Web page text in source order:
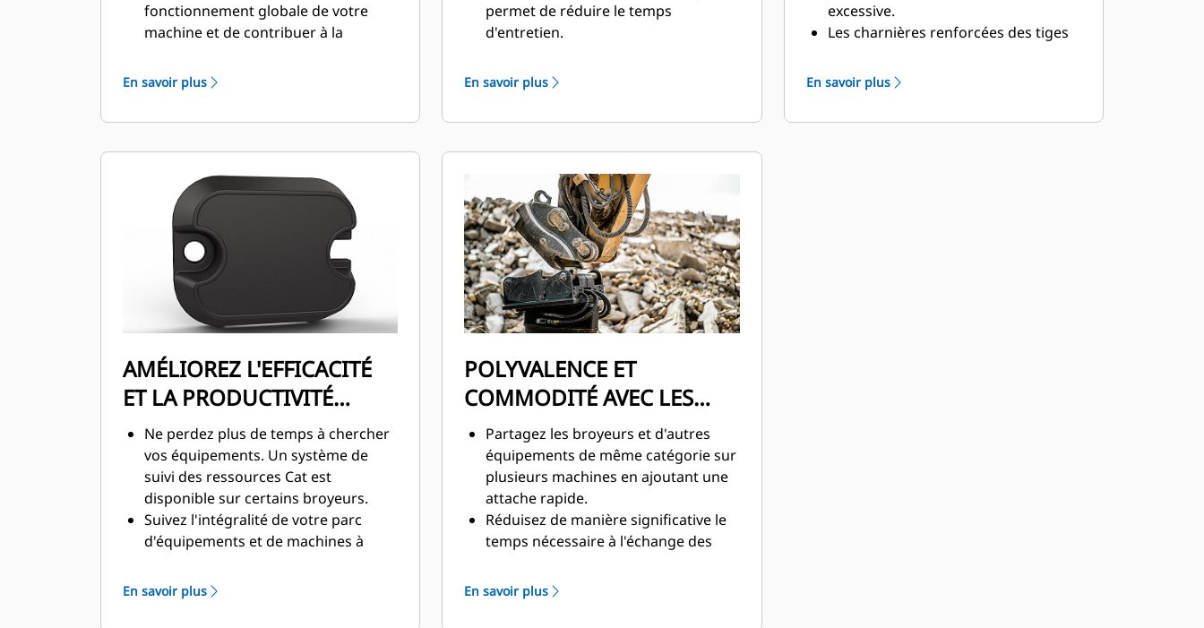
fonctionnement globale de votre
machine et de contribuer à la
carburant.
Positionnez de manière précise les
mâchoires des broyeurs primaires
amovible durant la démolition.
La vanne SpeedBooster équilibre de
manière active la vitesse et la
puissance, afin d'offrir des temps de
cycle rapides et une force de
fermeture exceptionnelle,
augmentant ainsi la productivité.
En savoir plus
permet de réduire le temps
d'entretien.
graissage quotidiens des pièces
d'usure sont accessibles depuis le
sol, le broyeur toujours monté sur la
sécurité avec un accès facile depuis
un seul panneau d'inspection.
Les composants hydrauliques sont
protégés contre les dommages à
l'intérieur de l'enveloppe, ce qui
permet de diminuer les temps
d'arrêt sur le chantier.
En savoir plus
excessive.
Les charnières renforcées des tiges
sont conçues pour renforcer la
durabilité et la longévité du broyeur.
La protection des vérins en forme de
En savoir plus
AMÉLIOREZ L'EFFICACITÉ
ET LA PRODUCTIVITÉ
GRÂCE AUX
TECHNOLOGIES
INTÉGRÉES
Ne perdez plus de temps à chercher
vos équipements. Un système de
suivi des ressources Cat est
disponible sur certains broyeurs.
Suivez l'intégralité de votre parc
d'équipements et de machines à
broyeurs dotés de fonctions de suivi
des ressources peuvent être
En savoir plus
POLYVALENCE ET
COMMODITÉ AVEC LES
ATTACHES
Partagez les broyeurs et d'autres
équipements de même catégorie sur
plusieurs machines en ajoutant une
attache rapide.
Réduisez de manière significative le
temps nécessaire à l'échange des
d'une attache rapide.
Les attaches rapides ajoutent un
En savoir plus